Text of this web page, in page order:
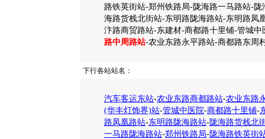
路铁英街站-郑州铁路局-陇海路一马路站-
海路货栈北街站-东明路陇海路站-东明路凤
汴路商贸路站-东建材-商都路十里铺-管城
路中周路站-农业东路永平路站-商都路东周
下行各站站名：
汽车客运东站-农业东路商都路站-农业东路
(华丰灯饰界)站-管城中医院-商都路十里铺-
路凤凰路站-东明路陇海路站-陇海路货栈北
一马路陇海路站-郑州铁路局-陇海路铁英街